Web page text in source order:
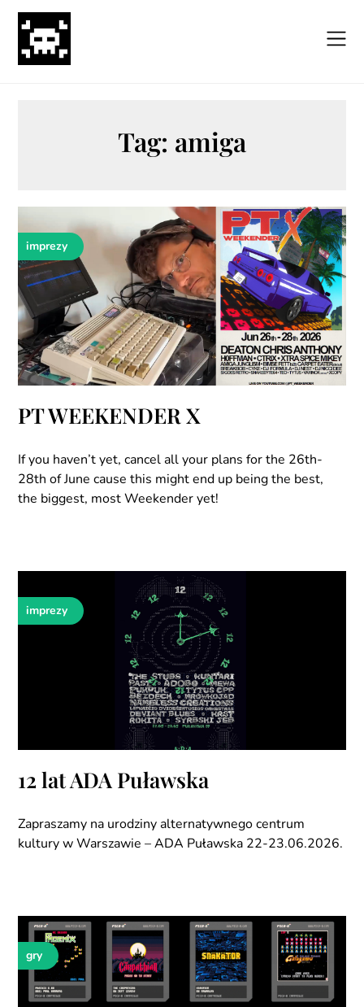
Skip
content
Tag: amiga
imprezy
PT WEEKENDER X
If you haven’t yet, cancel all your plans for the 26th-
28th of June cause this might end up being the best,
the biggest, most Weekender yet!
imprezy
12 lat ADA Puławska
Zapraszamy na urodziny alternatywnego centrum
kultury w Warszawie – ADA Puławska 22-23.06.2026.
gry